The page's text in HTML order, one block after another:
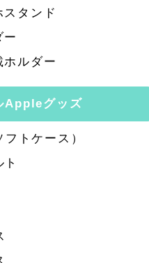
タンド
ー
ホルダー
Appleグッズ
トケース）